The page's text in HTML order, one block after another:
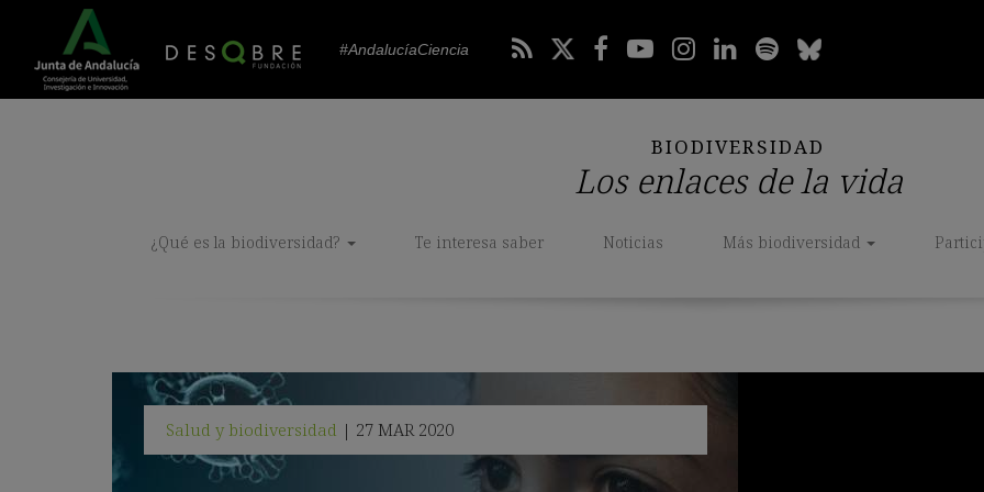
#AndalucíaCiencia
BIODIVERSIDAD
Los enlaces de la vida
¿Qué es la biodiversidad? Te interesa saber Noticias Más biodiversidad
Salud y biodiversidad | 27 MAR 2020